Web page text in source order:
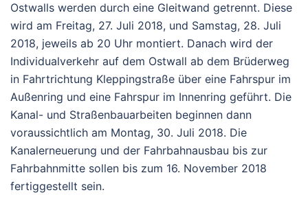
Ostwalls werden durch eine Gleitwand getrennt. Diese
wird am Freitag, 27. Juli 2018, und Samstag, 28. Juli
2018, jeweils ab 20 Uhr montiert. Danach wird der
Individualverkehr auf dem Ostwall ab dem Brüderweg
in Fahrtrichtung Kleppingstraße über eine Fahrspur im
Außenring und eine Fahrspur im Innenring geführt. Die
Kanal- und Straßenbauarbeiten beginnen dann
voraussichtlich am Montag, 30. Juli 2018. Die
Kanalerneuerung und der Fahrbahnausbau bis zur
Fahrbahnmitte sollen bis zum 16. November 2018
fertiggestellt sein.